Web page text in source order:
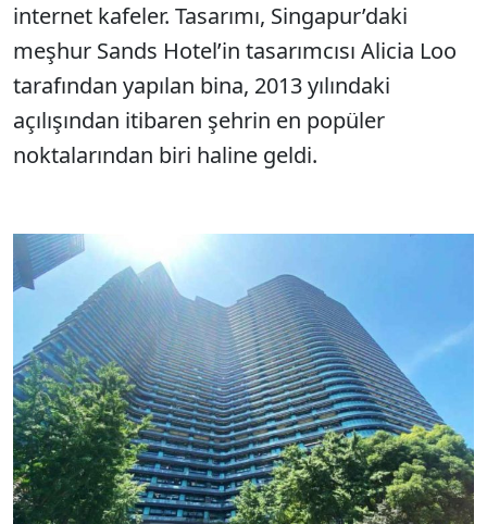
internet kafeler. Tasarımı, Singapur’daki
meşhur Sands Hotel’in tasarımcısı Alicia Loo
tarafından yapılan bina, 2013 yılındaki
açılışından itibaren şehrin en popüler
noktalarından biri haline geldi.